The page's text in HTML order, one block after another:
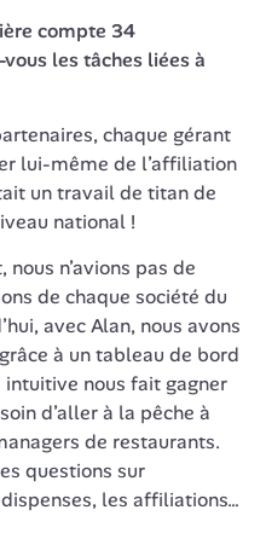
compte 34
les tâches liées à
chaque gérant
lui-même de l’affiliation
un travail de titan de
national !
n’avions pas de
de chaque société du
avec Alan, nous avons
à un tableau de bord
nous fait gagner
d’aller à la pêche à
de restaurants.
questions sur